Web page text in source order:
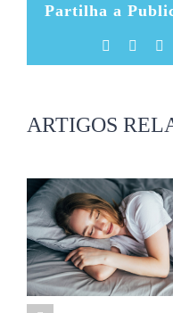
Partilha a
Facebook
ARTIGOS